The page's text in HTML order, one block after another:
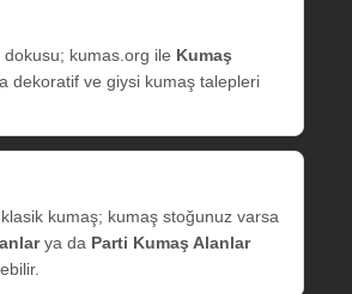
dokusu; kumas.org ile Kumaş
dekoratif ve giysi kumaş talepleri
kumaş; kumaş stoğunuz varsa
ya da Parti Kumaş Alanlar